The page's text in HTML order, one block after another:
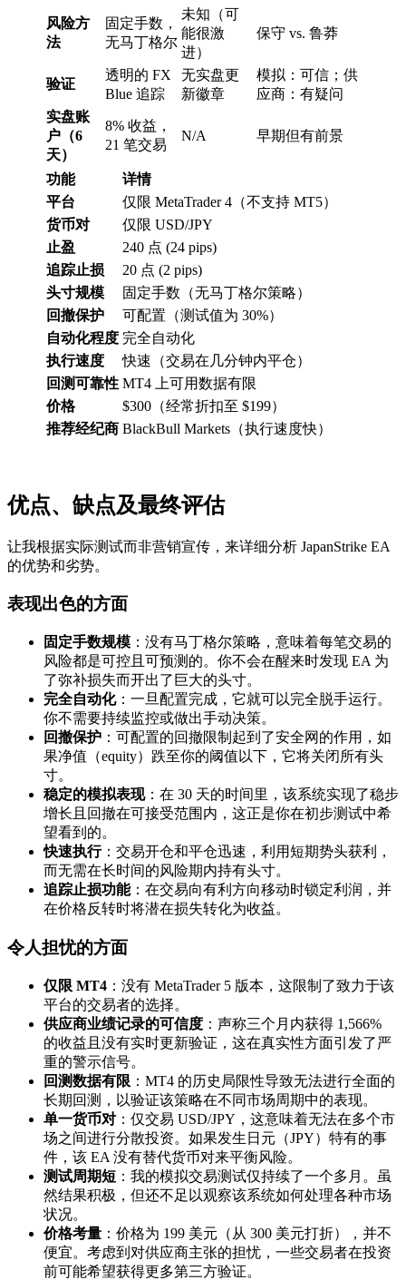
风险方
法
固定手数，
无马丁格尔
未知（可
能很激
进）
保守 vs. 鲁莽
验证
透明的 FX
Blue 追踪
无实盘更
新徽章
模拟：可信；供
应商：有疑问
实盘账
户（6
天）
8% 收益，
21 笔交易
N/A 早期但有前景
功能
详情
平台
仅限 MetaTrader 4（不支持 MT5）
货币对
仅限 USD/JPY
止盈
240 点 (24 pips)
追踪止损
20 点 (2 pips)
头寸规模
固定手数（无马丁格尔策略）
回撤保护
可配置（测试值为 30%）
自动化程度 完全自动化
执行速度
快速（交易在几分钟内平仓）
回测可靠性 MT4 上可用数据有限
价格
$300（经常折扣至 $199）
推荐经纪商 BlackBull Markets（执行速度快）
优点、缺点及最终评估
让我根据实际测试而非营销宣传，来详细分析 JapanStrike EA
的优势和劣势。
表现出色的方面
固定手数规模 ：没有马丁格尔策略，意味着每笔交易的
风险都是可控且可预测的。你不会在醒来时发现 EA 为
了弥补损失而开出了巨大的头寸。
完全自动化：一旦配置完成，它就可以完全脱手运行。
你不需要持续监控或做出手动决策。
回撤保护 ：可配置的回撤限制起到了安全网的作用，如
果净值（equity）跌至你的阈值以下，它将关闭所有头
寸。
稳定的模拟表现：在 30 天的时间里，该系统实现了稳步
增长且回撤在可接受范围内，这正是你在初步测试中希
望看到的。
快速执行：交易开仓和平仓迅速，利用短期势头获利，
而无需在长时间的风险期内持有头寸。
追踪止损功能：在交易向有利方向移动时锁定利润，并
在价格反转时将潜在损失转化为收益。
令人担忧的方面
仅限 MT4 ：没有 MetaTrader 5 版本，这限制了致力于该
平台的交易者的选择。
供应商业绩记录的可信度 ：声称三个月内获得 1,566%
的收益且没有实时更新验证，这在真实性方面引发了严
重的警示信号。
回测数据有限 ：MT4 的历史局限性导致无法进行全面的
长期回测，以验证该策略在不同市场周期中的表现。
单一货币对 ：仅交易 USD/JPY，这意味着无法在多个市
场之间进行分散投资。如果发生日元（JPY）特有的事
件，该 EA 没有替代货币对来平衡风险。
测试周期短 ：我的模拟交易测试仅持续了一个多月。虽
然结果积极，但还不足以观察该系统如何处理各种市场
状况。
价格考量 ：价格为 199 美元（从 300 美元打折），并不
便宜。考虑到对供应商主张的担忧，一些交易者在投资
前可能希望获得更多第三方验证。